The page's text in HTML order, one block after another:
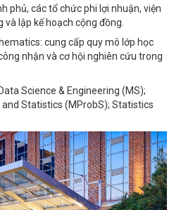
phủ, các tổ chức phi lợi nhuận, viện
lập kế hoạch cộng đồng.
cung cấp quy mô lớp học
nhận và cơ hội nghiên cứu trong
Science & Engineering (MS);
Statistics (MProbS); Statistics